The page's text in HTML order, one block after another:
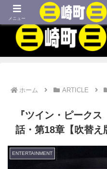
MBTIネタや映画、外国語
ホーム ARTICLE
『ツイン・ピーク
話・第18章【吹替え
ENTERTAINMENT
メニュー